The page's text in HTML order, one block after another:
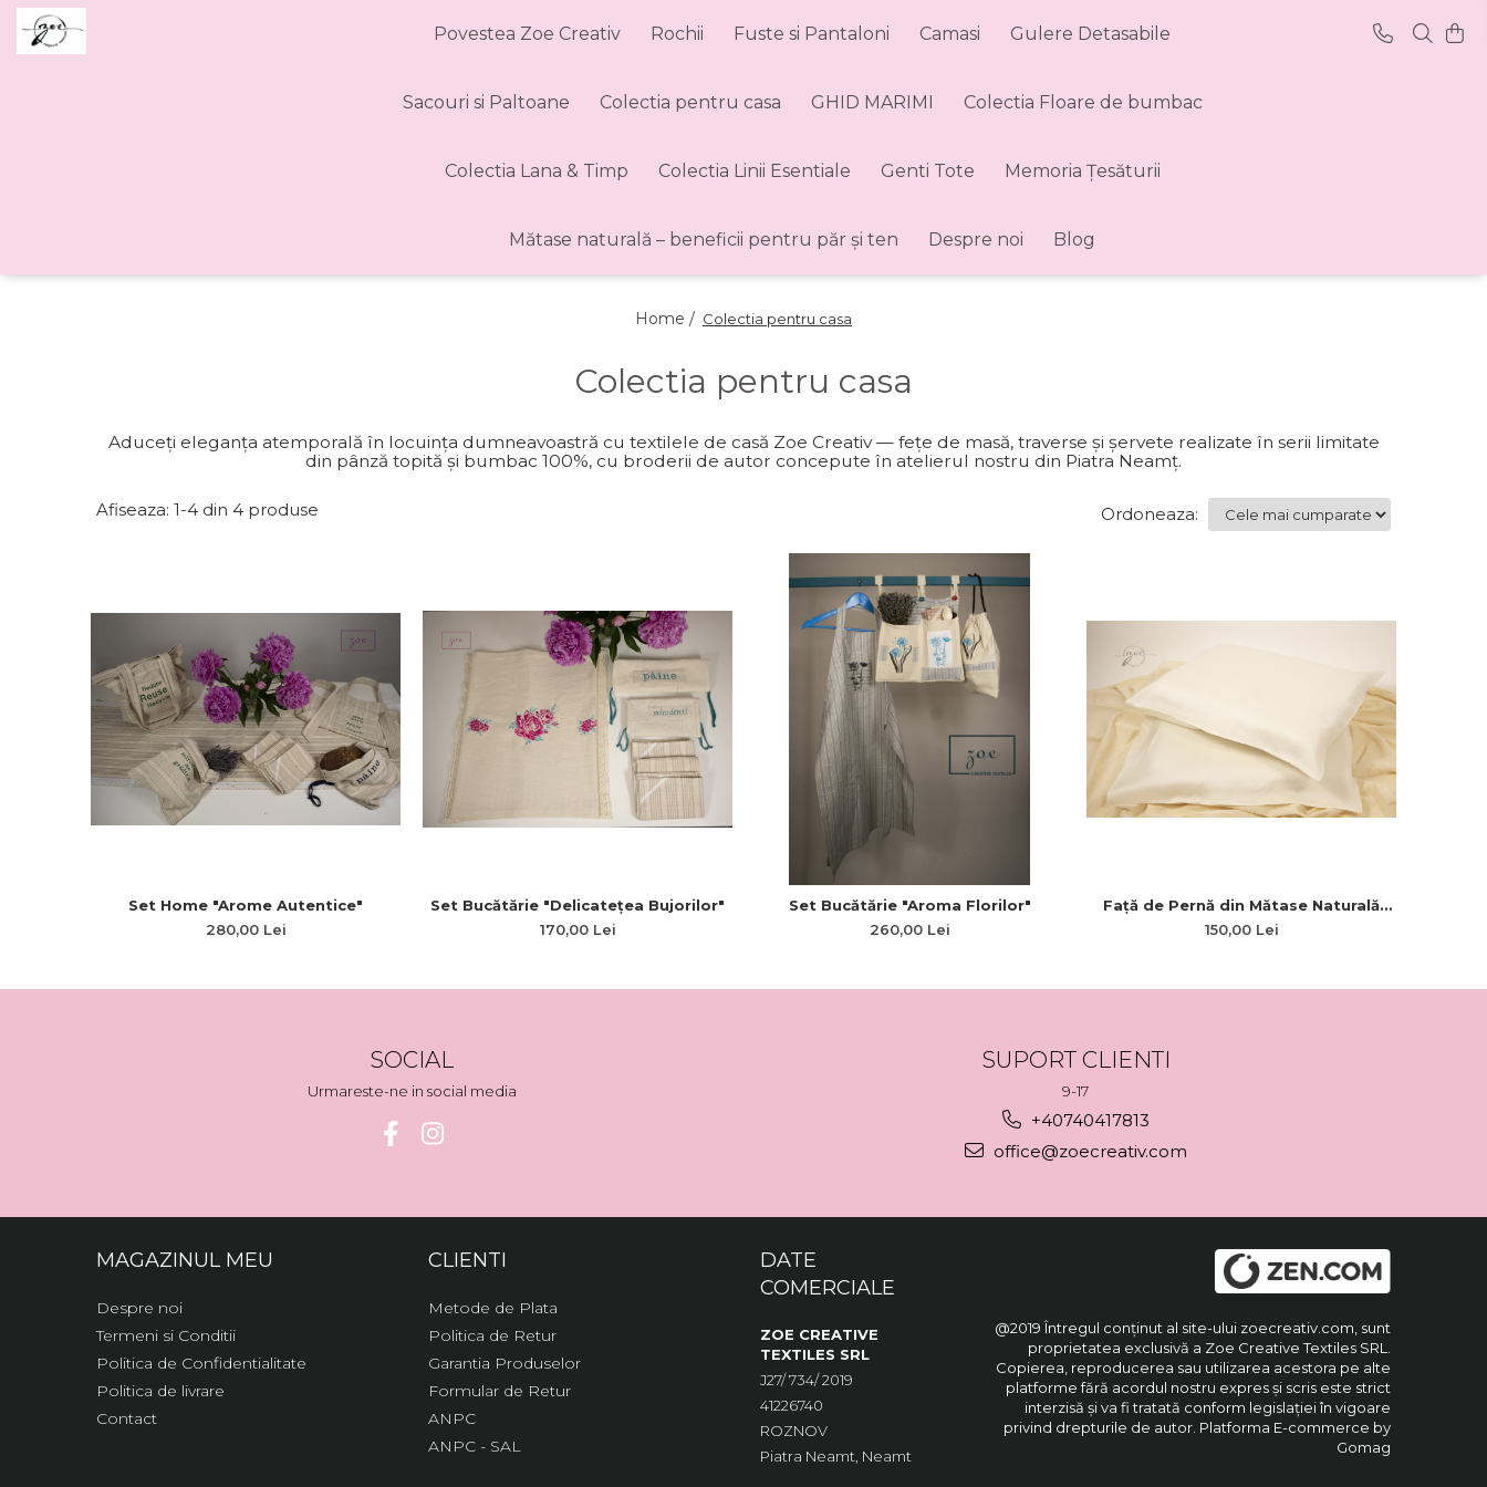
Povestea Zoe Creativ Rochii Fuste si Pantaloni Camasi Gulere Detasabile
Sacouri si Paltoane Colectia pentru casa GHID MARIMI Colectia Floare de bumbac
Colectia Lana & Timp Colectia Linii Esentiale Genti Tote Memoria Țesăturii
Mătase naturală – beneficii pentru păr și ten Despre noi Blog
Home / Colectia pentru casa
Colectia pentru casa
Aduceți eleganța atemporală în locuința dumneavoastră cu textilele de casă Zoe Creativ — fețe de masă, traverse și șervete realizate în serii limitate
din pânză topită și bumbac 100%, cu broderii de autor concepute în atelierul nostru din Piatra Neamț.
Afiseaza: 1-4 din 4 produse Ordoneaza:
Set Home "Arome Autentice"
280,00 Lei
Set Bucătărie "Delicatețea Bujorilor"
170,00 Lei
Set Bucătărie "Aroma Florilor"
260,00 Lei
Față de Pernă din Mătase Naturală
100% Anti-Aging
150,00 Lei
SOCIAL
Urmareste-ne in social media
SUPORT CLIENTI
9-17
+40740417813
office@zoecreativ.com
MAGAZINUL MEU
Despre noi
Termeni si Conditii
Politica de Confidentialitate
Politica de livrare
Contact
CLIENTI
Metode de Plata
Politica de Retur
Garantia Produselor
Formular de Retur
ANPC
ANPC - SAL
DATE
COMERCIALE
ZOE CREATIVE
TEXTILES SRL
J27/ 734/ 2019
41226740
ROZNOV
Piatra Neamt, Neamt
@2019 Întregul conținut al site-ului zoecreativ.com, sunt
proprietatea exclusivă a Zoe Creative Textiles SRL.
Copierea, reproducerea sau utilizarea acestora pe alte
platforme fără acordul nostru expres și scris este strict
interzisă și va fi tratată conform legislației în vigoare
privind drepturile de autor. Platforma E-commerce by
Gomag